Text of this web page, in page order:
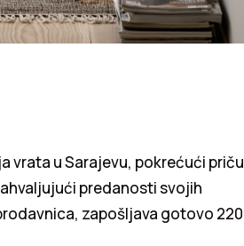
vrata u Sarajevu, pokrećući priču
predanosti svojih
zapošljava gotovo 220